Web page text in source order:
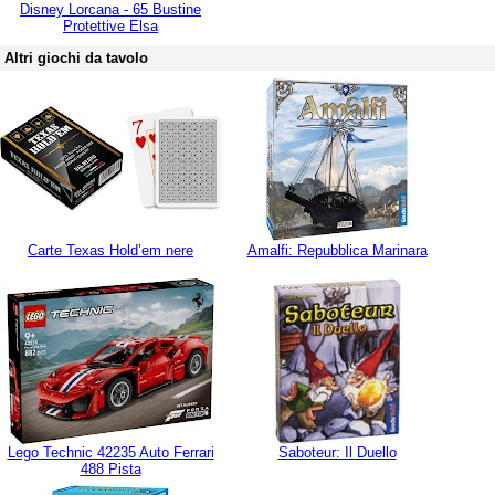
Disney Lorcana - 65 Bustine
Protettive Elsa
Altri giochi da tavolo
Carte Texas Hold’em nere Amalfi: Repubblica Marinara
Lego Technic 42235 Auto Ferrari
488 Pista
Saboteur: Il Duello